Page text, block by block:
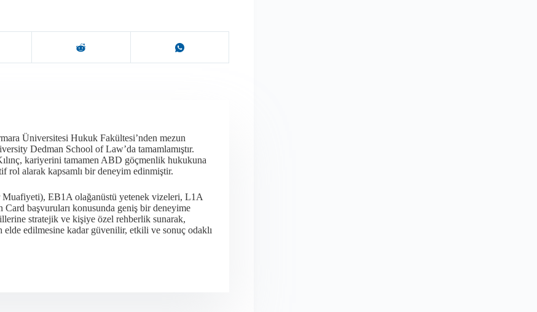
Üniversitesi Hukuk Fakültesi’nden mezun
Dedman School of Law’da tamamlamıştır.
kariyerini tamamen ABD göçmenlik hukukuna
rol alarak kapsamlı bir deneyim edinmiştir.​
EB1A olağanüstü yetenek vizeleri, L1A
başvuruları konusunda geniş bir deneyime
stratejik ve kişiye özel rehberlik sunarak,
edilmesine kadar güvenilir, etkili ve sonuç odaklı